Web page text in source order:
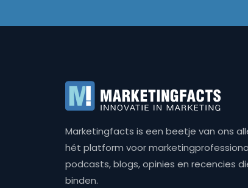
Marketingfacts is een beetje van ons
hét platform voor
podcasts, blogs, opinies en recencies
binden.